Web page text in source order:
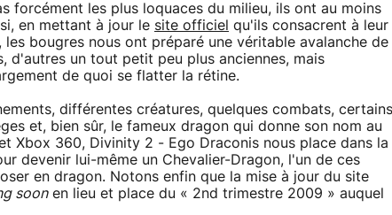
forcément les plus loquaces du milieu, ils ont au moins
en mettant à jour le site officiel qu'ils consacrent à leur
bougres nous ont préparé une véritable avalanche de
d'autres un tout petit peu plus anciennes, mais
de quoi se flatter la rétine.
différentes créatures, quelques combats, certains
et, bien sûr, le fameux dragon qui donne son nom au
Xbox 360, Divinity 2 - Ego Draconis nous place dans la
devenir lui-même un Chevalier-Dragon, l'un de ces
en dragon. Notons enfin que la mise à jour du site
soonen lieu et place du « 2nd trimestre 2009 » auquel